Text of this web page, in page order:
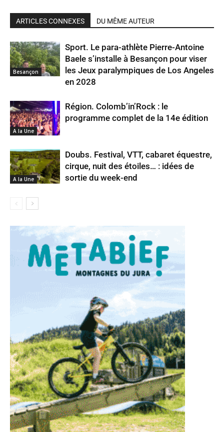
ARTICLES CONNEXES DU MÊME AUTEUR
Besançon
Sport. Le para-athlète Pierre-Antoine
Baele s’installe à Besançon pour viser
les Jeux paralympiques de Los Angeles
en 2028
A la Une
Région. Colomb’in’Rock : le
programme complet de la 14e édition
A la Une
Doubs. Festival, VTT, cabaret équestre,
cirque, nuit des étoiles… : idées de
sortie du week-end